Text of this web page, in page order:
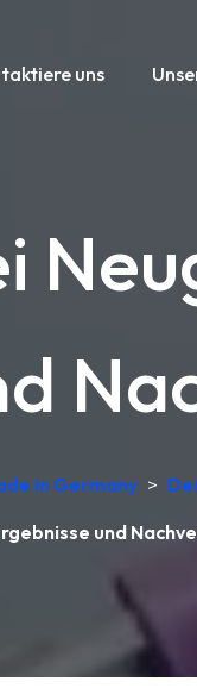
uns
in Germany >
und